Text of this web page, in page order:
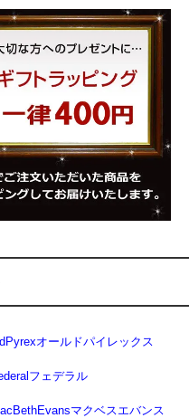
オールドパイレックス
フェデラル
マクベスエバンス